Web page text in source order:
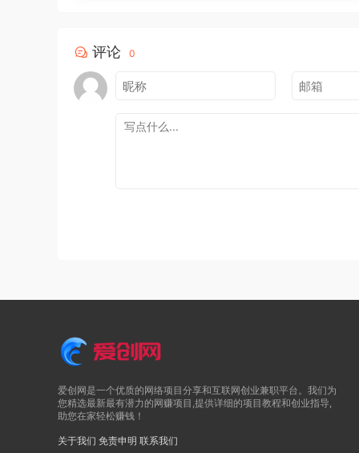
评论 0
爱创网是一个优质的网络项目分享和互联网创业兼职平台。我们为
您精选最新最有潜力的网赚项目,提供详细的项目教程和创业指导,
助您在家轻松赚钱！
关于我们 免责申明 联系我们